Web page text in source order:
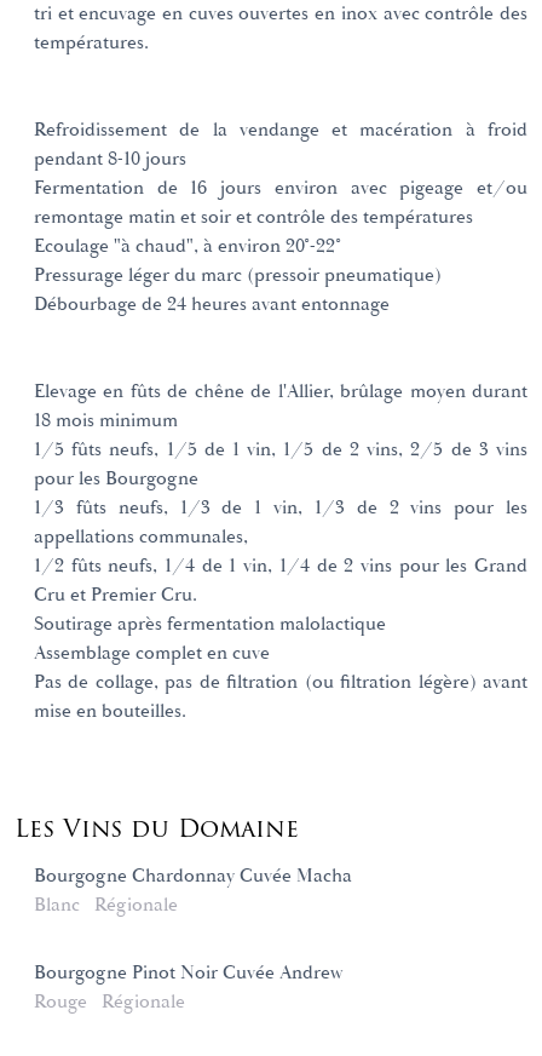
tri et encuvage en cuves ouvertes en inox avec contrôle des
températures.
Refroidissement de la vendange et macération à froid
pendant 8-10 jours
Fermentation de 16 jours environ avec pigeage et/ou
remontage matin et soir et contrôle des températures
Ecoulage "à chaud", à environ 20°-22°
Pressurage léger du marc (pressoir pneumatique)
Débourbage de 24 heures avant entonnage
Elevage en fûts de chêne de l'Allier, brûlage moyen durant
18 mois minimum
1/5 fûts neufs, 1/5 de 1 vin, 1/5 de 2 vins, 2/5 de 3 vins
pour les Bourgogne
1/3 fûts neufs, 1/3 de 1 vin, 1/3 de 2 vins pour les
appellations communales,
1/2 fûts neufs, 1/4 de 1 vin, 1/4 de 2 vins pour les Grand
Cru et Premier Cru.
Soutirage après fermentation malolactique
Assemblage complet en cuve
Pas de collage, pas de filtration (ou filtration légère) avant
mise en bouteilles.
Les Vins du Domaine
Bourgogne Chardonnay Cuvée Macha
Blanc
Régionale
Bourgogne Pinot Noir Cuvée Andrew
Rouge
Régionale